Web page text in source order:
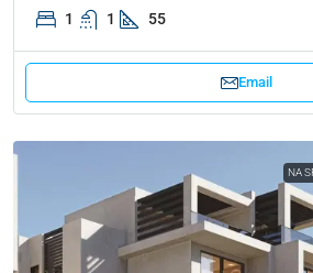
1 1 55
Email
NA